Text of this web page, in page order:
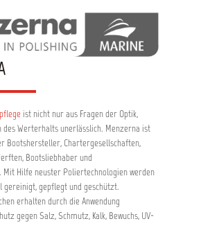
ist nicht nur aus Fragen der Optik,
des Werterhalts unerlässlich. Menzerna ist
Bootshersteller, Chartergesellschaften,
Bootsliebhaber und
Mit Hilfe neuster Poliertechnologien werden
gereinigt, gepflegt und geschützt.
erhalten durch die Anwendung
gegen Salz, Schmutz, Kalk, Bewuchs, UV-